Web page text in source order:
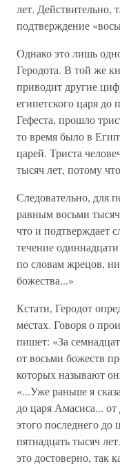
лет. Действительно,
подтверждение
Однако это лишь
Геродота. В той же
приводит другие
египетского царя
Гефеста, прошло
то время было в
царей. Триста
тысяч лет, потому
Следовательно, для
равным восьми
что и подтверждает
течение
по словам жрецов,
божества...»
Кстати, Геродот
местах. Говоря о
пишет: «За
от восьми божеств
которых называют
«...Уже раньше я
до царя Амасиса...
этого последнего
пятнадцать тысяч
это достоверно, так